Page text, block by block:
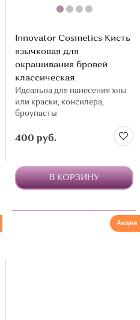
Innovator Cosmetics Кисть
язычковая для
окрашивания бровей
классическая
Идеальна для нанесения хны
или краски, консилера,
броупасты
400 руб.
В КОРЗИНУ
Акция